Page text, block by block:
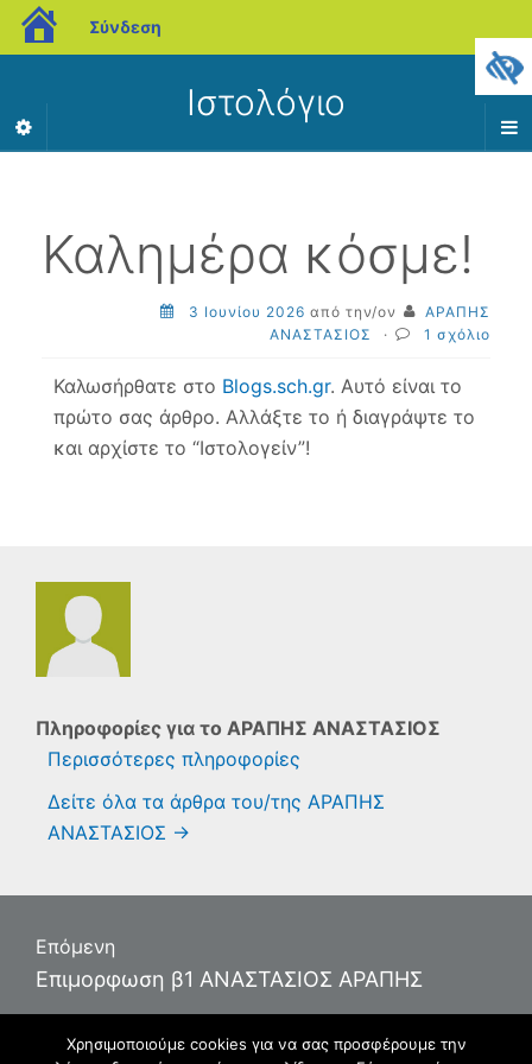
blogs.sch.gr
Σύνδεση
Ιστολόγιο
Καλημέρα κόσμε!
3 Ιουνίου 2026 από την/ον
ΑΡΑΠΗΣ
ΑΝΑΣΤΑΣΙΟΣ
· 1 σχόλιο
Καλωσήρθατε στο Blogs.sch.gr. Αυτό είναι το
πρώτο σας άρθρο. Αλλάξτε το ή διαγράψτε το
και αρχίστε το “Ιστολογείν”!
Πληροφορίες για το ΑΡΑΠΗΣ ΑΝΑΣΤΑΣΙΟΣ
Περισσότερες πληροφορίες
Δείτε όλα τα άρθρα του/της ΑΡΑΠΗΣ
ΑΝΑΣΤΑΣΙΟΣ →
άρθρων
Επόμενη
Επόμενο
Επιμορφωση β1 ΑΝΑΣΤΑΣΙΟΣ ΑΡΑΠΗΣ
Χρησιμοποιούμε cookies για να σας προσφέρουμε την